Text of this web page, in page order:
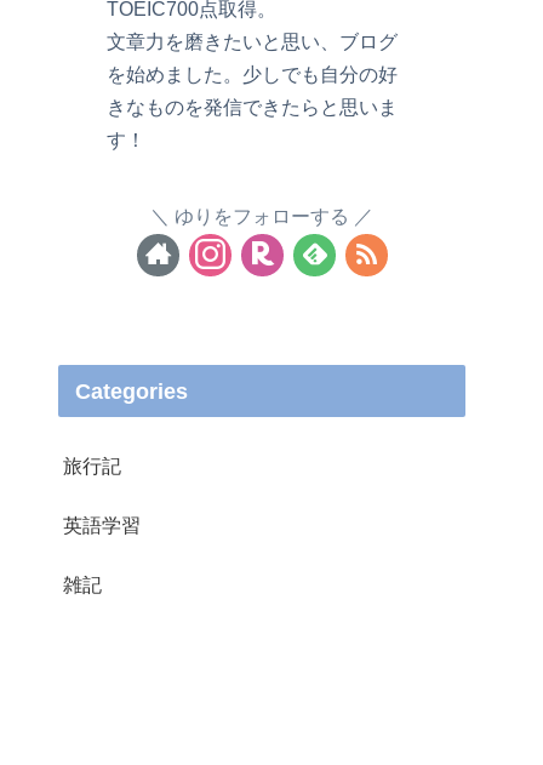
TOEIC700点取得。
文章力を磨きたいと思い、ブログ
を始めました。少しでも自分の好
きなものを発信できたらと思いま
す！
ゆりをフォローする
Categories
旅行記
英語学習
雑記